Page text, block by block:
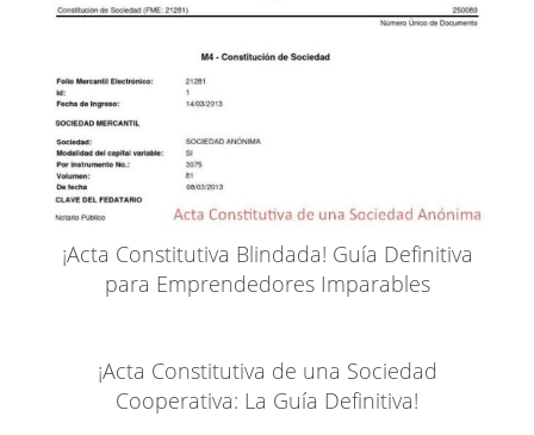
¡Acta Constitutiva Blindada! Guía Definitiva
para Emprendedores Imparables
¡Acta Constitutiva de una Sociedad
Cooperativa: La Guía Definitiva!